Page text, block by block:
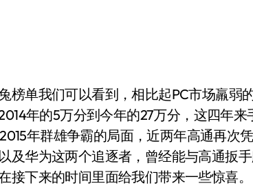
单我们可以看到，相比起PC市场羸弱
年的5万分到今年的27万分，这四年
年群雄争霸的局面，近两年高通再次
及华为这两个追逐者，曾经能与高通扳
接下来的时间里面给我们带来一些惊喜。